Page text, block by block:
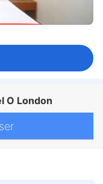
O London